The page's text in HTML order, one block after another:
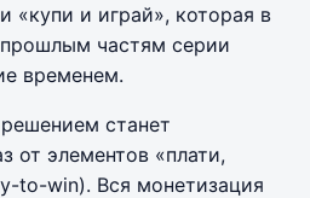
«купи и играй», которая в
частям серии
временем.
станет
от элементов «плати,
to-win). Вся монетизация